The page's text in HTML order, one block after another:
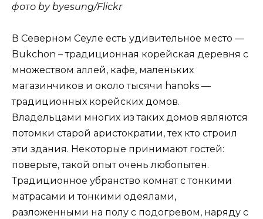
фото by byesung/Flickr
В Северном Сеуле есть удивительное место —
Bukchon – традиционная корейская деревня с
множеством аллей, кафе, маленьких
магазинчиков и около тысячи hanoks —
традиционных корейских домов.
Владельцами многих из таких домов являются
потомки старой аристократии, тех кто строил
эти здания. Некоторые принимают гостей:
поверьте, такой опыт очень любопытен.
Традиционное убранство комнат с тонкими
матрасами и тонкими одеялами,
разложенными на полу с подогревом, наряду с